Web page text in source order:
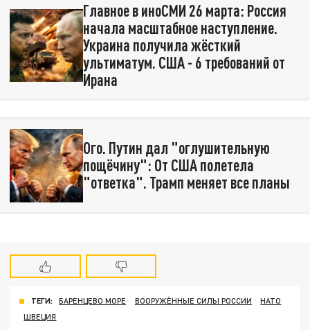
Главное в иноСМИ 26 марта: Россия
начала масштабное наступление.
Украина получила жёсткий
ультиматум. США - 6 требований от
Ирана
Ого. Путин дал "оглушительную
пощёчину": От США полетела
"ответка". Трамп меняет все планы
ТЕГИ: БАРЕНЦЕВО МОРЕ ВООРУЖЁННЫЕ СИЛЫ РОССИИ
НАТО
ШВЕЦИЯ